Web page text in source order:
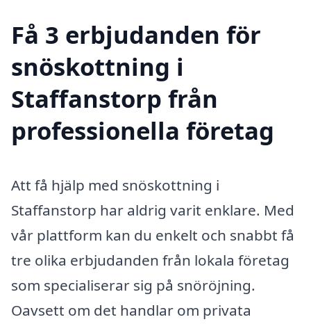
Få 3 erbjudanden för
snöskottning i
Staffanstorp från
professionella företag
Att få hjälp med snöskottning i
Staffanstorp har aldrig varit enklare. Med
vår plattform kan du enkelt och snabbt få
tre olika erbjudanden från lokala företag
som specialiserar sig på snöröjning.
Oavsett om det handlar om privata